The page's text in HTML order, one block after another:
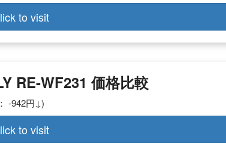
to visit
RE-WF231 価格比較
-942円↓)
to visit